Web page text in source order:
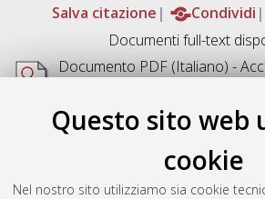
Questo sito web
cookie
Nel nostro sito utilizziamo sia cookie
Salva citazione
Condividi
Documenti full-text
Documento PDF(Italiano) -
Acrobat Reader
Download (5MB)
Abstract